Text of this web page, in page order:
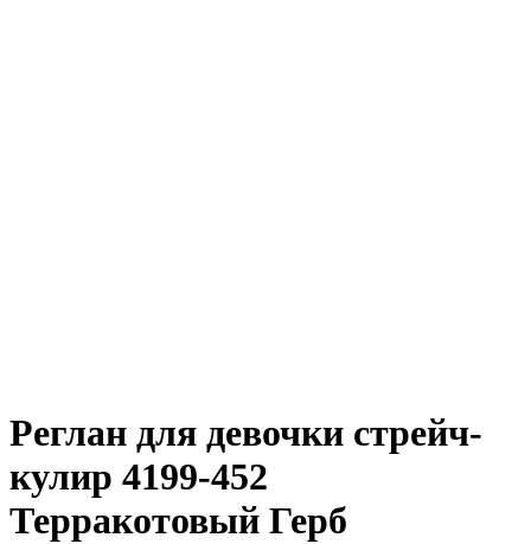
Реглан для девочки стрейч-
кулир 4199-452
Терракотовый Герб